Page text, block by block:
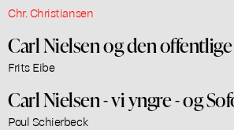
Chr. Christiansen
Carl Nielsen og den
Frits Eibe
Carl Nielsen - vi yngre - og
Poul Schierbeck